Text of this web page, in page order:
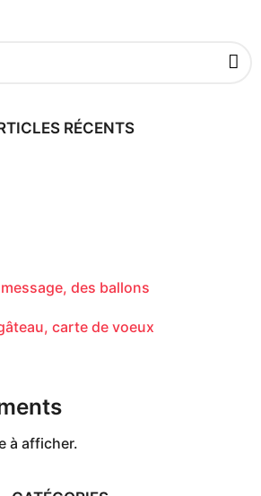
RÉCENTS
des ballons
carte de voeux
à afficher.